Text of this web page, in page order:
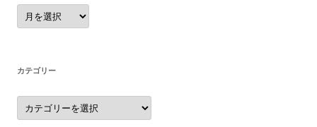
ア
ー
カ
カテゴリー
カ
テ
ゴ